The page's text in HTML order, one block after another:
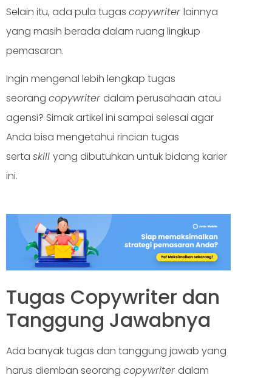
Selain itu, ada pula tugas copywriter lainnya
yang masih berada dalam ruang lingkup
pemasaran.
Ingin mengenal lebih lengkap tugas
seorang copywriter dalam perusahaan atau
agensi? Simak artikel ini sampai selesai agar
Anda bisa mengetahui rincian tugas
serta skill yang dibutuhkan untuk bidang karier
ini.
Tugas Copywriter dan
Tanggung Jawabnya
Ada banyak tugas dan tanggung jawab yang
harus diemban seorang copywriter dalam